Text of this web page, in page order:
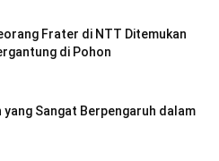
Frater di NTT Ditemukan
di Pohon
yang Sangat Berpengaruh dalam